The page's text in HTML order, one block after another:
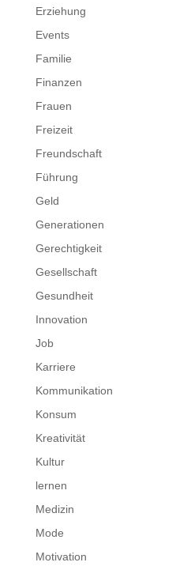
Erziehung
Events
Familie
Finanzen
Frauen
Freizeit
Freundschaft
Führung
Geld
Generationen
Gerechtigkeit
Gesellschaft
Gesundheit
Innovation
Job
Karriere
Kommunikation
Konsum
Kreativität
Kultur
lernen
Medizin
Mode
Motivation